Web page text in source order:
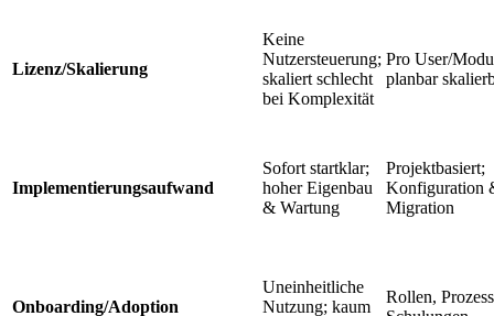
Lizenz/Skalierung
Keine
Nutzersteuerung;
skaliert schlecht
bei Komplexität
Pro User/
planbar
Implementierungsaufwand
Sofort startklar;
hoher Eigenbau
& Wartung
Projektbasiert;
Konfiguration
Migration
Onboarding/Adoption
Uneinheitliche
Nutzung; kaum
Rollen,